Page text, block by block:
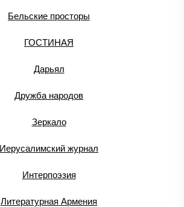
Бельские просторы
ГОСТИНАЯ
Дарьял
Дружба народов
Зеркало
Иерусалимский журнал
Интерпоэзия
Литературная Армения